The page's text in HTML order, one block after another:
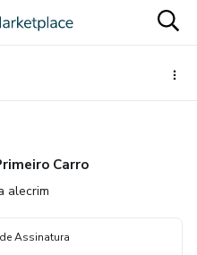
Carro
alecrim
Assinatura